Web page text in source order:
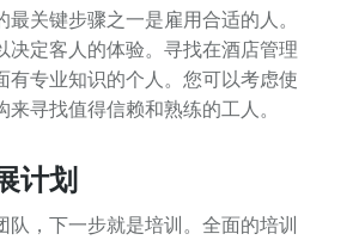
关键步骤之一是雇用合适的人。
决定客人的体验。寻找在酒店管理
有专业知识的个人。您可以考虑使
寻找值得信赖和熟练的工人。
计划
队，下一步就是培训。全面的培训